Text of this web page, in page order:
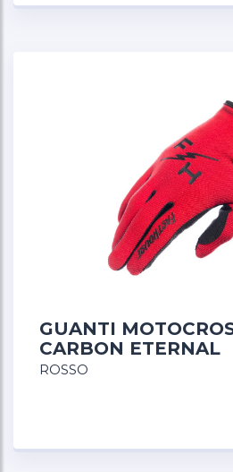
GUANTI
CARBON ETERNAL
ROSSO